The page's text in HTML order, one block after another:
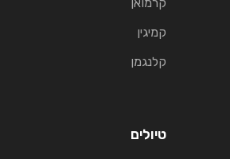
קמיגין
קלנגמן
טיולים